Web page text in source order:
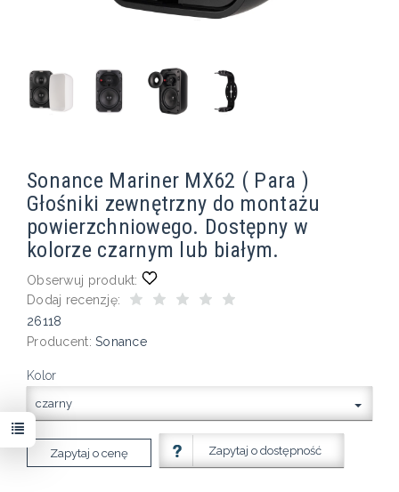
Sonance Mariner MX62 ( Para )
Głośniki zewnętrzny do montażu
powierzchniowego. Dostępny w
kolorze czarnym lub białym.
Obserwuj produkt:
Dodaj recenzję:
26118
Producent: Sonance
Kolor
czarny
Zapytaj o cenę Zapytaj o dostępność